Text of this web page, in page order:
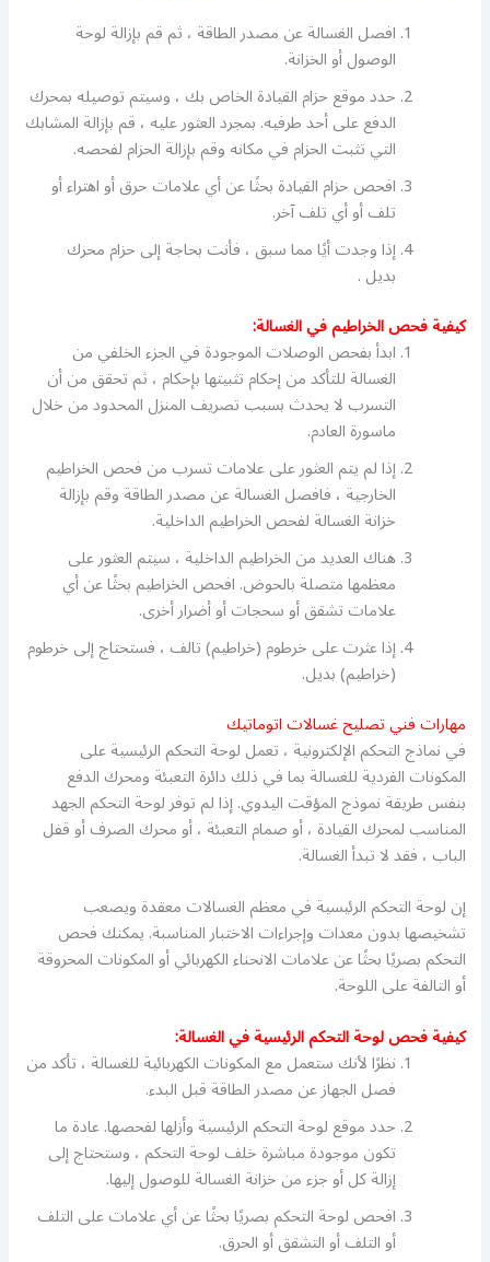
افصل الغسالة عن مصدر الطاقة ، ثم قم بإزالة لوحة
الوصول أو الخزانة.
حدد موقع حزام القيادة الخاص بك ، وسيتم توصيله بمحرك
الدفع على أحد طرفيه. بمجرد العثور عليه ، قم بإزالة المشابك
التي تثبت الحزام في مكانه وقم بإزالة الحزام لفحصه.
افحص حزام القيادة بحثًا عن أي علامات حرق أو اهتراء أو
تلف أو أي تلف آخر.
إذا وجدت أيًا مما سبق ، فأنت بحاجة إلى حزام محرك
بديل .
كيفية فحص الخراطيم في الغسالة:
ابدأ بفحص الوصلات الموجودة في الجزء الخلفي من
الغسالة للتأكد من إحكام تثبيتها بإحكام ، ثم تحقق من أن
التسرب لا يحدث بسبب تصريف المنزل المحدود من خلال
ماسورة العادم.
إذا لم يتم العثور على علامات تسرب من فحص الخراطيم
الخارجية ، فافصل الغسالة عن مصدر الطاقة وقم بإزالة
خزانة الغسالة لفحص الخراطيم الداخلية.
هناك العديد من الخراطيم الداخلية ، سيتم العثور على
معظمها متصلة بالحوض. افحص الخراطيم بحثًا عن أي
علامات تشقق أو سحجات أو أضرار أخرى.
إذا عثرت على خرطوم (خراطيم) تالف ، فستحتاج إلى خرطوم
(خراطيم) بديل.
مهارات فني تصليح غسالات اتوماتيك
في نماذج التحكم الإلكترونية ، تعمل لوحة التحكم الرئيسية على
المكونات الفردية للغسالة بما في ذلك دائرة التعبئة ومحرك الدفع
بنفس طريقة نموذج المؤقت اليدوي. إذا لم توفر لوحة التحكم الجهد
المناسب لمحرك القيادة ، أو صمام التعبئة ، أو محرك الصرف أو قفل
الباب ، فقد لا تبدأ الغسالة.
إن لوحة التحكم الرئيسية في معظم الغسالات معقدة ويصعب
تشخيصها بدون معدات وإجراءات الاختبار المناسبة. يمكنك فحص
التحكم بصريًا بحثًا عن علامات الانحناء الكهربائي أو المكونات المحروقة
أو التالفة على اللوحة.
كيفية فحص لوحة التحكم الرئيسية في الغسالة:
نظرًا لأنك ستعمل مع المكونات الكهربائية للغسالة ، تأكد من
فصل الجهاز عن مصدر الطاقة قبل البدء.
حدد موقع لوحة التحكم الرئيسية وأزلها لفحصها. عادة ما
تكون موجودة مباشرة خلف لوحة التحكم ، وستحتاج إلى
إزالة كل أو جزء من خزانة الغسالة للوصول إليها.
افحص لوحة التحكم بصريًا بحثًا عن أي علامات على التلف
أو التلف أو التشقق أو الحرق.